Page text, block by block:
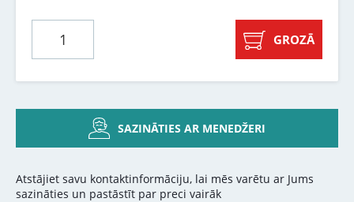
GROZĀ
SAZINĀTIES AR MENEDŽERI
Atstājiet savu kontaktinformāciju, lai mēs varētu ar Jums
sazināties un pastāstīt par preci vairāk